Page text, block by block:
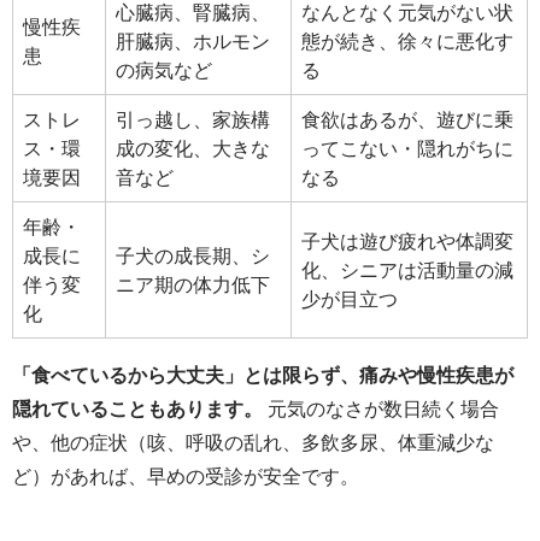
慢性疾
患
心臓病、腎臓病、
肝臓病、ホルモン
の病気など
なんとなく元気がない状
態が続き、徐々に悪化す
る
ストレ
ス・環
境要因
引っ越し、家族構
成の変化、大きな
音など
食欲はあるが、遊びに乗
ってこない・隠れがちに
なる
年齢・
成長に
伴う変
化
子犬の成長期、シ
ニア期の体力低下
子犬は遊び疲れや体調変
化、シニアは活動量の減
少が目立つ
「食べているから大丈夫」とは限らず、痛みや慢性疾患が
隠れていることもあります。
元気のなさが数日続く場合
や、他の症状（咳、呼吸の乱れ、多飲多尿、体重減少な
ど）があれば、早めの受診が安全です。